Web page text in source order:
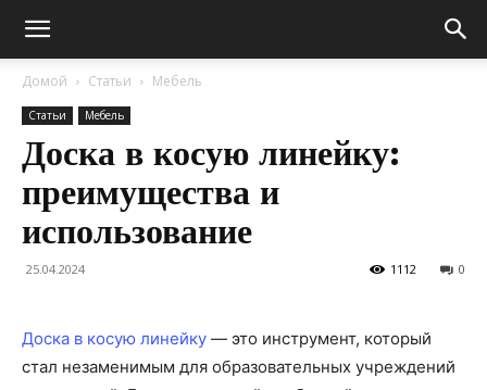
Домой Статьи Мебель
Статьи Мебель
Доска в косую линейку:
преимущества и
использование
25.04.2024 0
1112
Доска в косую линейку — это инструмент, который
стал незаменимым для образовательных учреждений